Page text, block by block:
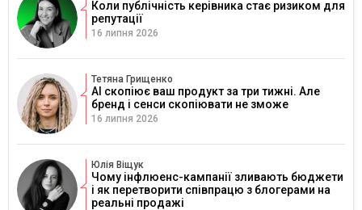
Коли публічність керівника стає ризиком для
репутації
16 липня 2026
Тетяна Грищенко
AI скопіює ваш продукт за три тижні. Але
бренд і сенси скопіювати не зможе
16 липня 2026
Юлія Віщук
Чому інфлюенс-кампанії зливають бюджети
і як перетворити співпрацю з блогерами на
реальні продажі